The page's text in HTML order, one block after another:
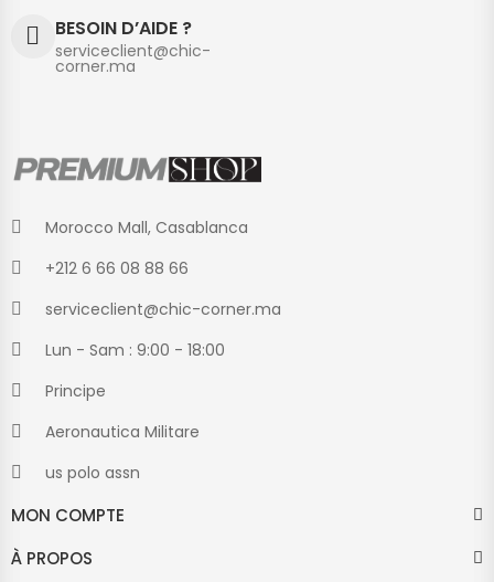
BESOIN D’AIDE ?
serviceclient@chic-
corner.ma
Morocco Mall, Casablanca
+212 6 66 08 88 66
serviceclient@chic-corner.ma
Lun - Sam : 9:00 - 18:00
Principe
Aeronautica Militare
us polo assn
MON COMPTE
À PROPOS